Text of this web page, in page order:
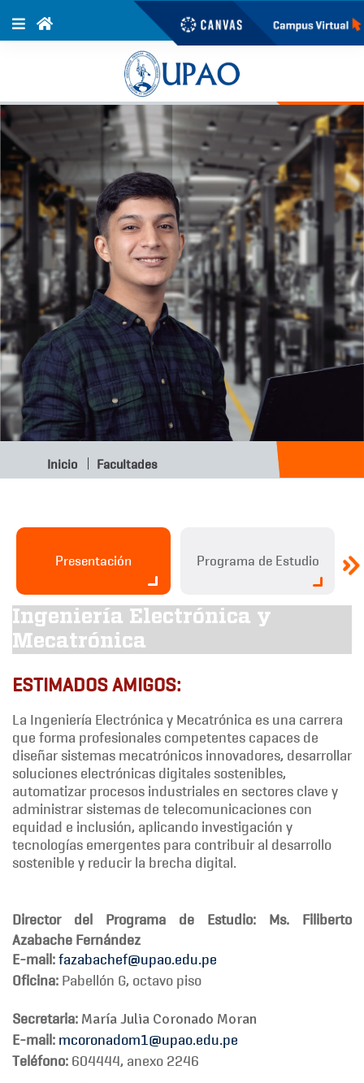
Ingeniería Electrónica y
Mecatrónica
Inicio Facultades
Presentación Programa de Estudio
ESTIMADOS AMIGOS:
La Ingeniería Electrónica y Mecatrónica es una carrera
que forma profesionales competentes capaces de
diseñar sistemas mecatrónicos innovadores, desarrollar
soluciones electrónicas digitales sostenibles,
automatizar procesos industriales en sectores clave y
administrar sistemas de telecomunicaciones con
equidad e inclusión, aplicando investigación y
tecnologías emergentes para contribuir al desarrollo
sostenible y reducir la brecha digital.
Director del Programa de Estudio: Ms. Filiberto
Azabache Fernández
E-mail:fazabachef@upao.edu.pe
Oficina: Pabellón G, octavo piso
Secretaria: María Julia Coronado Moran
E-mail: mcoronadom1@upao.edu.pe
Teléfono: 604444, anexo 2246